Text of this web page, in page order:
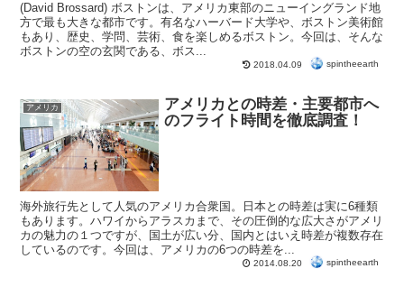
(David Brossard) ボストンは、アメリカ東部のニューイングランド地
方で最も大きな都市です。有名なハーバード大学や、ボストン美術館
もあり、歴史、学問、芸術、食を楽しめるボストン。今回は、そんな
ボストンの空の玄関である、ボス...
2018.04.09 spintheearth
アメリカ
アメリカとの時差・主要都市へ
のフライト時間を徹底調査！
海外旅行先として人気のアメリカ合衆国。日本との時差は実に6種類
もあります。ハワイからアラスカまで、その圧倒的な広大さがアメリ
カの魅力の１つですが、国土が広い分、国内とはいえ時差が複数存在
しているのです。今回は、アメリカの6つの時差を...
2014.08.20 spintheearth